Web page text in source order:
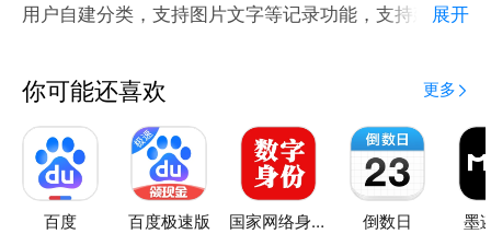
用户自建分类，支持图片文字等记录功能，支持建立建
功能特点： 多种形式，自己分类列表帮助您记录多
肉，花草成长过程。
软件内有各种多肉和其他花草培育过程的各种知识经
验。
对于不行死亡的多肉花草支持建立纪念碑。
展开
你可能还喜欢 更多
百度 百度极速版 国家网络身份认证 倒数日 墨